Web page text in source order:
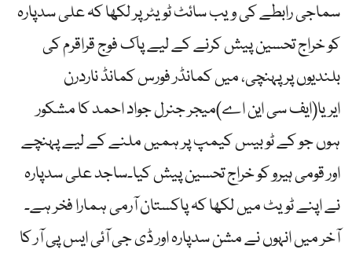
سماجی رابطے کی ویب سائٹ ٹویٹر پر لکھا کہ علی سدپارہ
کو خراج تحسین پیش کرنے کے لیے پاک فوج قراقرم کی
بلندیوں پر پہنچی، میں کمانڈر فورس کمانڈ ناردرن
ایریا(ایف سی این اے)میجر جنرل جواد احمد کا مشکور
ہوں جو کے ٹو بیس کیمپ پر ہمیں ملنے کے لیے پہنچے
اور قومی ہیرو کو خراج تحسین پیش کیا۔ساجد علی سدپارہ
نے اپنے ٹویٹ میں لکھا کہ پاکستان آرمی ہمارا فخر ہے۔
آخر میں انہوں نے مشن سدپارہ اور ڈی جی آئی ایس پی آر کا